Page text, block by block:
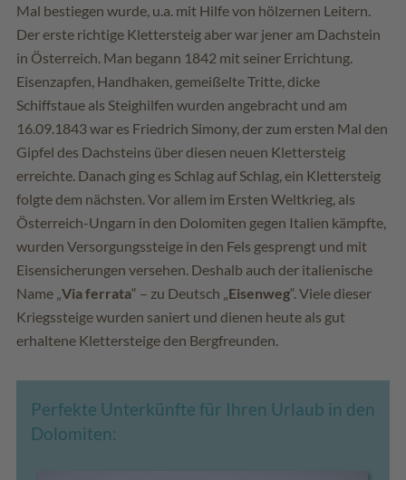
Mal bestiegen wurde, u.a. mit Hilfe von hölzernen Leitern.
Der erste richtige Klettersteig aber war jener am Dachstein
in Österreich. Man begann 1842 mit seiner Errichtung.
Eisenzapfen, Handhaken, gemeißelte Tritte, dicke
Schiffstaue als Steighilfen wurden angebracht und am
16.09.1843 war es Friedrich Simony, der zum ersten Mal den
Gipfel des Dachsteins über diesen neuen Klettersteig
erreichte. Danach ging es Schlag auf Schlag, ein Klettersteig
folgte dem nächsten. Vor allem im Ersten Weltkrieg, als
Österreich-Ungarn in den Dolomiten gegen Italien kämpfte,
wurden Versorgungssteige in den Fels gesprengt und mit
Eisensicherungen versehen. Deshalb auch der italienische
Name „ Via ferrata“ – zu Deutsch „ Eisenweg“. Viele dieser
Kriegssteige wurden saniert und dienen heute als gut
erhaltene Klettersteige den Bergfreunden.
Perfekte Unterkünfte für Ihren Urlaub in den
Dolomiten: